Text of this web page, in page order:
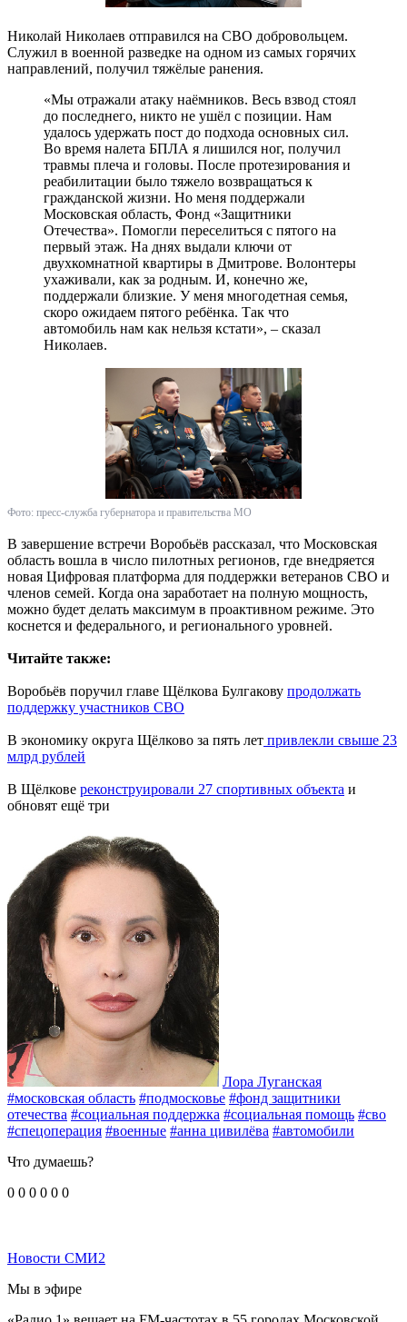
Николай Николаев отправился на СВО добровольцем.
Служил в военной разведке на одном из самых горячих
направлений, получил тяжёлые ранения.
«Мы отражали атаку наёмников. Весь взвод стоял
до последнего, никто не ушёл с позиции. Нам
удалось удержать пост до подхода основных сил.
Во время налета БПЛА я лишился ног, получил
травмы плеча и головы. После протезирования и
реабилитации было тяжело возвращаться к
гражданской жизни. Но меня поддержали
Московская область, Фонд «Защитники
Отечества». Помогли переселиться с пятого на
первый этаж. На днях выдали ключи от
двухкомнатной квартиры в Дмитрове. Волонтеры
ухаживали, как за родным. И, конечно же,
поддержали близкие. У меня многодетная семья,
скоро ожидаем пятого ребёнка. Так что
автомобиль нам как нельзя кстати», – сказал
Николаев.
Фото: пресс-служба губернатора и правительства МО
В завершение встречи Воробьёв рассказал, что Московская
область вошла в число пилотных регионов, где внедряется
новая Цифровая платформа для поддержки ветеранов СВО и
членов семей. Когда она заработает на полную мощность,
можно будет делать максимум в проактивном режиме. Это
коснется и федерального, и регионального уровней.
Читайте также:
Воробьёв поручил главе Щёлкова Булгакову продолжать
поддержку участников СВО
В экономику округа Щёлково за пять лет привлекли свыше 23
млрд рублей
В Щёлкове реконструировали 27 спортивных объекта и
обновят ещё три
Лора Луганская
#московская область #подмосковье #фонд защитники
отечества #социальная поддержка #социальная помощь #сво
#спецоперация #военные #анна цивилёва #автомобили
Что думаешь?
0 0 0 0 0 0
Новости СМИ2
Мы в эфире